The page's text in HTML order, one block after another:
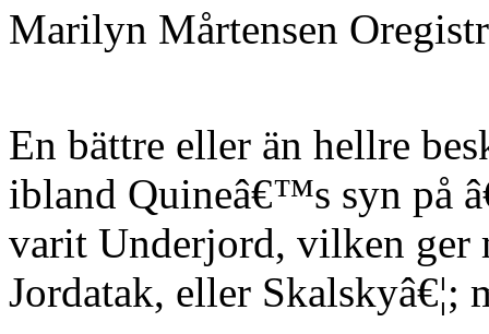
Marilyn Mårtensen
En bättre eller än hellre
ibland Quineâ€™s syn på
varit Underjord, vilken ger
Jordatak, eller Skalskyâ€¦;